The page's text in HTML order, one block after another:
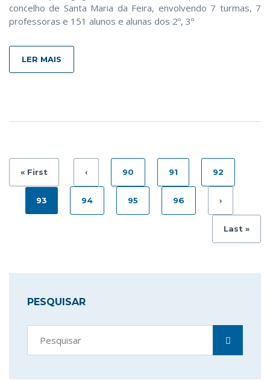
concelho de Santa Maria da Feira, envolvendo 7 turmas, 7
professoras e 151 alunos e alunas dos 2º, 3º
LER MAIS
« First ‹ 90 91 92
93 94 95 96 ›
Last »
PESQUISAR